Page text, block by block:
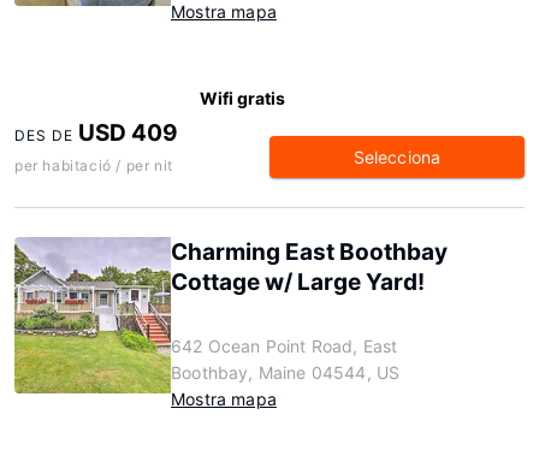
Mostra mapa
Wifi gratis
DES DE USD 409
per habitació / per nit Selecciona
Charming East Boothbay
Cottage w/ Large Yard!
642 Ocean Point Road, East
Boothbay, Maine 04544, US
Mostra mapa